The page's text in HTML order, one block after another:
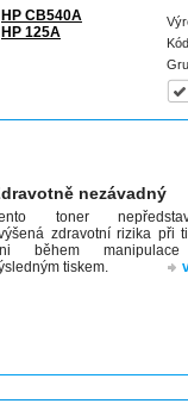
HP CB540A
HP 125A
nezávadný
toner
zdravotní rizika při
během
tiskem.